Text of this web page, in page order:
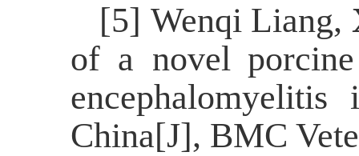
[5] Wenqi Liang,
of a novel
encephalomyelitis
China[J], BMC